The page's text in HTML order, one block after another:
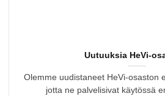
Uutuuksia HeVi-
Olemme uudistaneet HeVi-osaston
jotta ne palvelisivat käytössä